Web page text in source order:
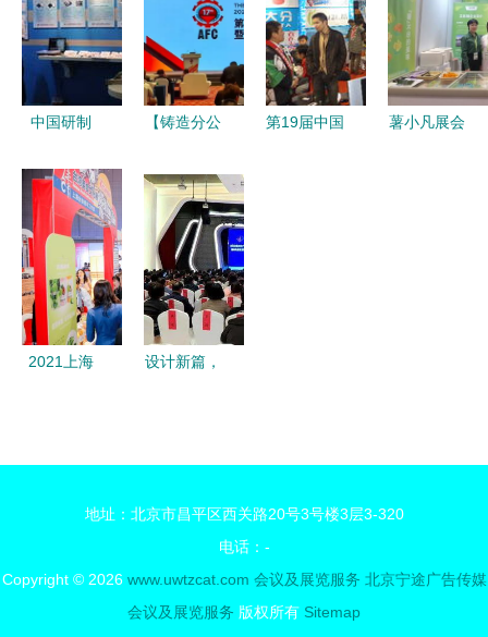
建、主场布
置与设计全
解析
领会议及展
览服务新纪
元
展服务新体
验
中国研制
误差不超一
秒的“中国
钟”，为北
斗卫星系统
提供核心时
间基准
【铸造分公
17届AFC，
共话绿色铸
造新未来
第19届中国
薯小凡展会
2021上海
林食品产业
设计新篇，
地址：北京市昌平区西关路20号3号楼3层3-320
电话：-
Copyright © 2026 www.uwtzcat.com 会议及展览服务 北京宁途广告传媒
会议及展览服务 版权所有 Sitemap